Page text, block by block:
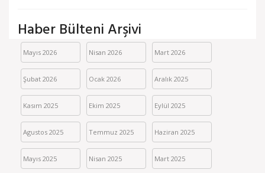
Haber Bülteni Arşivi
Mayıs 2026 Nisan 2026 Mart 2026
Şubat 2026 Ocak 2026 Aralık 2025
Kasım 2025 Ekim 2025 Eylül 2025
Agustos 2025 Temmuz 2025 Haziran 2025
Mayıs 2025 Nisan 2025 Mart 2025